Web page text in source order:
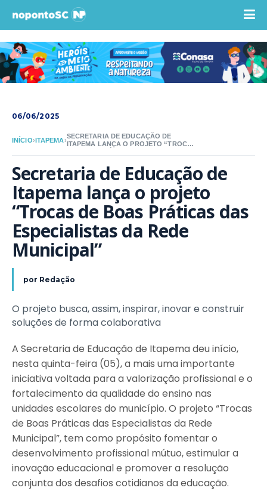
06/06/2025
INÍCIO›ITAPEMA›
SECRETARIA DE EDUCAÇÃO DE
ITAPEMA LANÇA O PROJETO “TROCAS
Secretaria de Educação de
Itapema lança o projeto
“Trocas de Boas Práticas das
Especialistas da Rede
Municipal”
por Redação
O projeto busca, assim, inspirar, inovar e construir
soluções de forma colaborativa
A Secretaria de Educação de Itapema deu início,
nesta quinta-feira (05), a mais uma importante
iniciativa voltada para a valorização profissional e o
fortalecimento da qualidade do ensino nas
unidades escolares do município. O projeto “Trocas
de Boas Práticas das Especialistas da Rede
Municipal”, tem como propósito fomentar o
desenvolvimento profissional mútuo, estimular a
inovação educacional e promover a resolução
conjunta dos desafios cotidianos da educação.